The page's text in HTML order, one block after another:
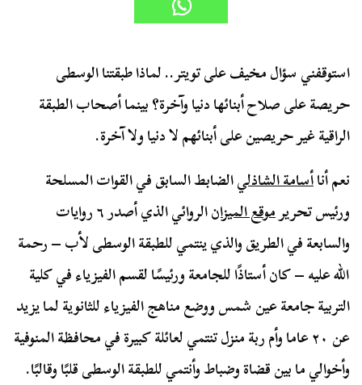
استوقفني سؤال مخيف على تويتر.. لماذا طبقتنا الوسطى
حريصة على صلاح أبنائها دنيا وآخرة؟ بينما أصحاب الطبقة
الراقية غير حريصين على أبنائهم لا دنيا ولا آخرة.
نعم أناأسامة الشاذليالضابط السابق في القوات المسلحة
ورئيس تحريرموقع الميزان
الروائي الذي أصدر ٦ روايات
والسابعة في الطريق والذي ينتمي للطبقة الوسطى لأب – رحمة
الله عليه – كان أستاذًا للجامعة ورئيسًا لقسم الفيزياء في كلية
التربية جامعة عين شمس ووضع مناهج الفيزياء للثانوية لما يزيد
عن ٢٠ عاما وأم ربة منزل تنتمي لعائلة كبيرة في محافظة المنوفية
وأخوالي ما بين قضاة وضباط وأنتمي للطبقة الوسطى قلبًا وقالبًا.